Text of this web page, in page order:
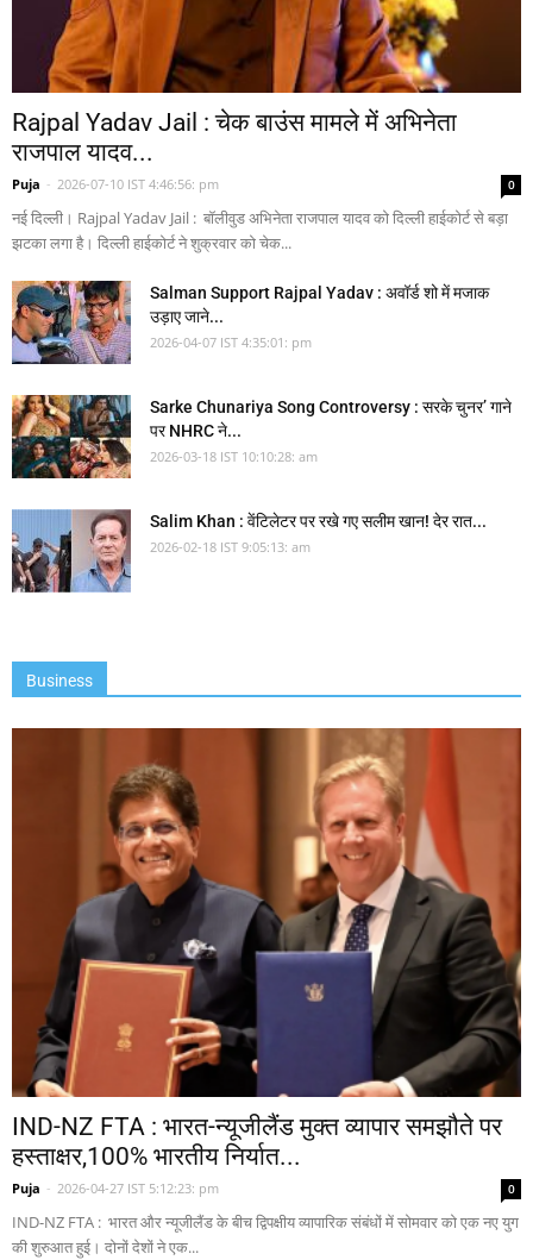
Rajpal Yadav Jail : चेक बाउंस मामले में अभिनेता
राजपाल यादव...
Puja - 2026-07-10 IST 4:46:56: pm 0
नई दिल्ली। Rajpal Yadav Jail : बॉलीवुड अभिनेता राजपाल यादव को दिल्ली हाईकोर्ट से बड़ा
झटका लगा है। दिल्ली हाईकोर्ट ने शुक्रवार को चेक...
Salman Support Rajpal Yadav : अवॉर्ड शो में मजाक
उड़ाए जाने...
2026-04-07 IST 4:35:01: pm
Sarke Chunariya Song Controversy : सरके चुनर’ गाने
पर NHRC ने...
2026-03-18 IST 10:10:28: am
Salim Khan : वेंटिलेटर पर रखे गए सलीम खान! देर रात...
2026-02-18 IST 9:05:13: am
Business
IND-NZ FTA : भारत-न्यूजीलैंड मुक्त व्यापार समझौते पर
हस्ताक्षर,100% भारतीय निर्यात...
Puja - 2026-04-27 IST 5:12:23: pm 0
IND-NZ FTA : भारत और न्यूजीलैंड के बीच द्विपक्षीय व्यापारिक संबंधों में सोमवार को एक नए युग
की शुरुआत हुई। दोनों देशों ने एक...